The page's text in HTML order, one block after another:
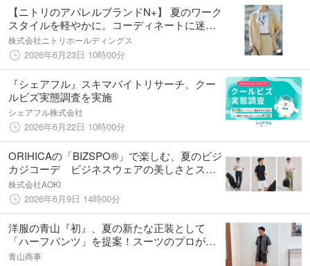
【ニトリのアパレルブランドN+】 夏のワーク
スタイルを軽やかに。コーディネートに迷わ
ない「ほんのりシアーシリーズ」が新登場
株式会社ニトリホールディングス
2026年6月23日 10時00分
『シェアフル』スキマバイトリサーチ、クー
ルビズ実態調査を実施
シェアフル株式会社
2026年6月22日 10時00分
ORIHICAの「BIZSPO®」で楽しむ、夏のビジ
カジコーデ ビジネスウェアの美しさとスポ
ーツの機能性が融合
株式会社AOKI
2026年6月9日 14時00分
洋服の青山『初』、夏の新たな正装として
「ハーフパンツ」を提案！スーツのプロが企
画したビジネスでも安心なデザイン
青山商事